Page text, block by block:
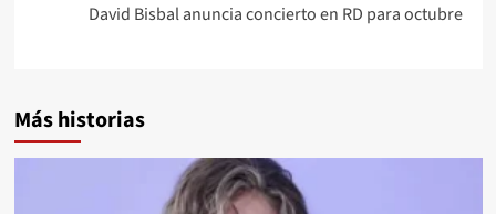
David Bisbal anuncia concierto en RD para octubre
Más historias